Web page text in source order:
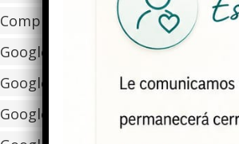
Complianz
Google Analytics
Google Fonts
Google reCAPTCHA